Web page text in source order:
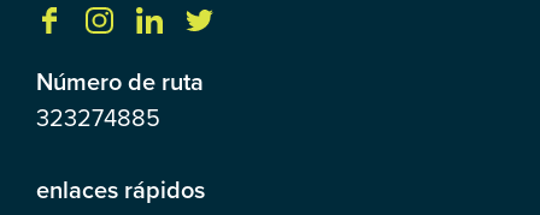
Número de ruta
323274885
enlaces rápidos